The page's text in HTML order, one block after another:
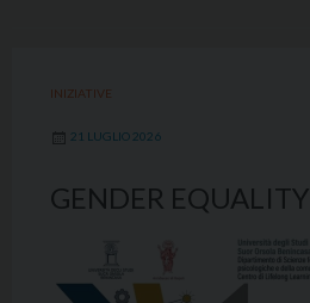
INIZIATIVE
21 LUGLIO 2026
GENDER EQUALITY